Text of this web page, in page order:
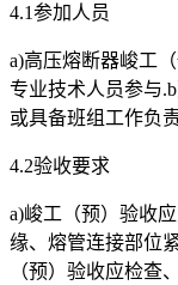
4.1参加人员
a)高压熔断器峻工
专业技术人员参与
或具备班组工作负
4.2验收要求
a)峻工（预）验收
缘、熔管连接部位
（预）验收应检查